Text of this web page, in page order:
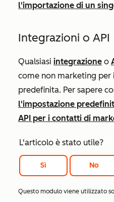
l'importazione di un
Integrazioni o API
Qualsiasi integrazione o
come non marketing per
predefinita. Per sapere
l'impostazione
API per i contatti di
L'articolo è stato utile?
Sì No
Questo modulo viene utilizzato